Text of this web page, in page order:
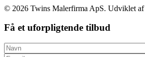
© 2026 Twins Malerfirma ApS. Udviklet af
Få et uforpligtende tilbud